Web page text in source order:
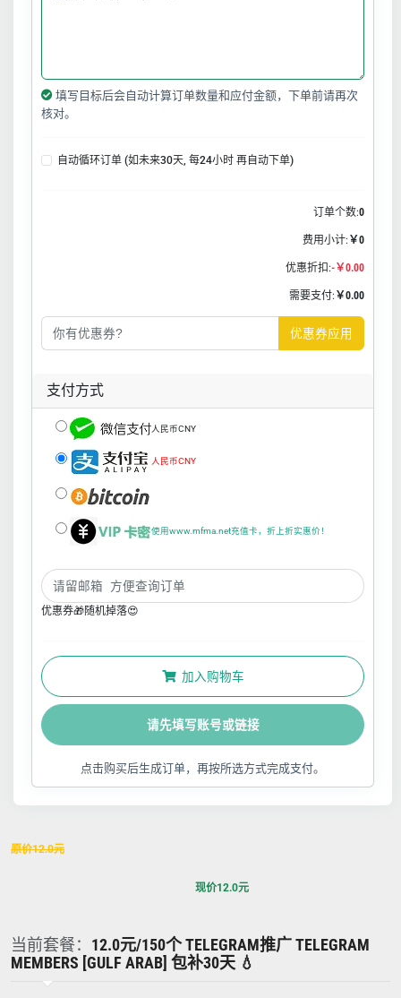
填写目标后会自动计算订单数量和应付金额，下单前请再次
核对。
自动循环订单 (如未来30天, 每24小时 再自动下单)
订单个数:0
费用小计: ￥0
优惠折扣:-￥0.00
需要支付: ￥0.00
优惠券应用
支付方式
人民币CNY
人民币CNY
使用www.mfma.net充值卡，折上折实惠价！
优惠券🎁随机掉落😍
加入购物车
请先填写账号或链接
点击购买后生成订单，再按所选方式完成支付。
原价12.0元
现价12.0元
当前套餐： 12.0元/150个 TELEGRAM推广 TELEGRAM
MEMBERS [GULF ARAB] 包补30天 💧